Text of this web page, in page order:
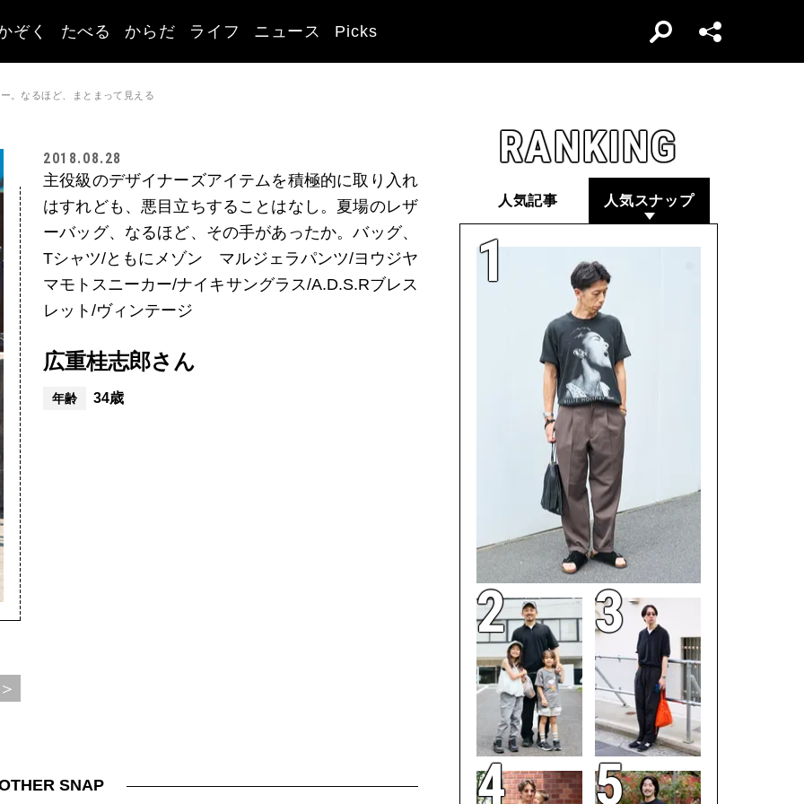
ぞく たべる からだ ライフ ニュース Picks
。なるほど、まとまって見える
2018.08.28
主役級のデザイナーズアイテムを積極的に取り入れ
はすれども、悪目立ちすることはなし。夏場のレザ
ーバッグ、なるほど、その手があったか。バッグ、
Tシャツ/ともにメゾン マルジェラパンツ/ヨウジヤ
マモトスニーカー/ナイキサングラス/A.D.S.Rブレス
レット/ヴィンテージ
広重桂志郎さん
年齢 34歳
SNAP
RANKING
人気記事 人気スナップ